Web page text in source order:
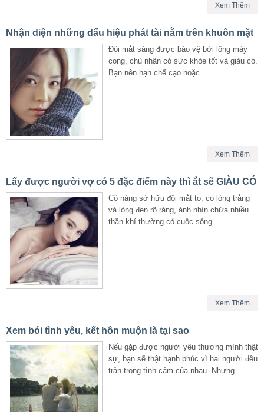
Xem Thêm
Nhận diện những dấu hiệu phát tài nằm trên khuôn mặt
Đôi mắt sáng được bảo vệ bởi lông mày
cong, chủ nhân có sức khỏe tốt và giàu có.
Bạn nên hạn chế cạo hoặc
Xem Thêm
Lấy được người vợ có 5 đặc điểm này thì ắt sẽ GIÀU CÓ
Cô nàng sở hữu đôi mắt to, có lòng trắng
và lòng đen rõ ràng, ánh nhìn chứa nhiều
thần khí thường có cuộc sống
Xem Thêm
Xem bói tình yêu, kết hôn muộn là tại sao
Nếu gặp được người yêu thương mình thật
sự, bạn sẽ thật hạnh phúc vì hai người đều
trân trọng tình cảm của nhau. Nhưng